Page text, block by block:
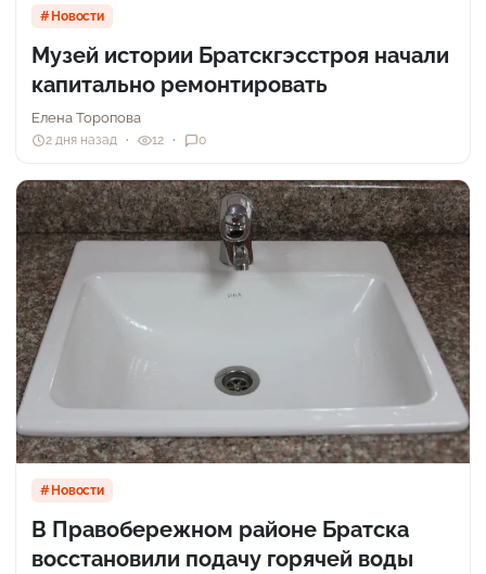
Новости
Музей истории Братскгэсстроя начали
капитально ремонтировать
Елена Торопова
2 дня назад 12 0
Новости
В Правобережном районе Братска
восстановили подачу горячей воды